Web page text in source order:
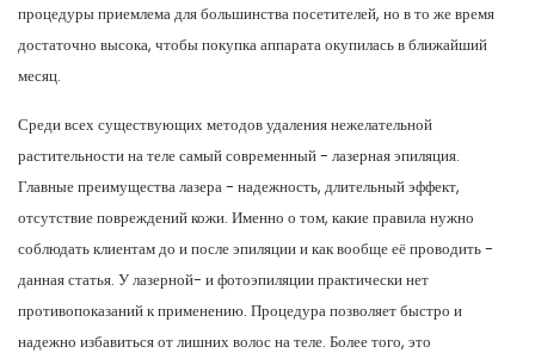
процедуры приемлема для большинства посетителей, но в то же время
достаточно высока, чтобы покупка аппарата окупилась в ближайший
месяц.
Среди всех существующих методов удаления нежелательной
растительности на теле самый современный - лазерная эпиляция.
Главные преимущества лазера - надежность, длительный эффект,
отсутствие повреждений кожи. Именно о том, какие правила нужно
соблюдать клиентам до и после эпиляции и как вообще её проводить -
данная статья. У лазерной- и фотоэпиляции практически нет
противопоказаний к применению. Процедура позволяет быстро и
надежно избавиться от лишних волос на теле. Более того, это